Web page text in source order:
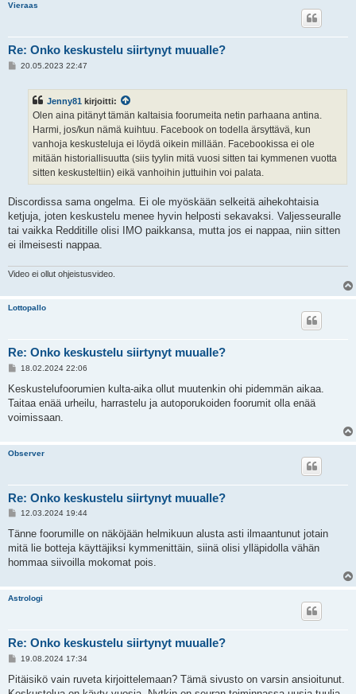
Vieraas
Re: Onko keskustelu siirtynyt muualle?
V20.05.2023 22:47
Jenny81 kirjoitti:
Olen aina pitänyt tämän kaltaisia foorumeita netin parhaana antina.
Harmi, jos/kun nämä kuihtuu. Facebook on todella ärsyttävä, kun
vanhoja keskusteluja ei löydä oikein millään. Facebookissa ei ole
mitään historiallisuutta (siis tyylin mitä vuosi sitten tai kymmenen vuotta
sitten keskusteltiin) eikä vanhoihin juttuihin voi palata.
Discordissa sama ongelma. Ei ole myöskään selkeitä aihekohtaisia
ketjuja, joten keskustelu menee hyvin helposti sekavaksi. Valjesseuralle
tai vaikka Redditille olisi IMO paikkansa, mutta jos ei nappaa, niin sitten
ei ilmeisesti nappaa.
Video ei ollut ohjeistusvideo.
Lottopallo
Re: Onko keskustelu siirtynyt muualle?
V
e
t
i
18.02.2024 22:06
Keskustelufoorumien kulta-aika ollut muutenkin ohi pidemmän aikaa.
Taitaa enää urheilu, harrastelu ja autoporukoiden foorumit olla enää
voimissaan.
Observer
Re: Onko keskustelu siirtynyt muualle?
V
e
t
i
12.03.2024 19:44
Tänne foorumille on näköjään helmikuun alusta asti ilmaantunut jotain
mitä lie botteja käyttäjiksi kymmenittäin, siinä olisi ylläpidolla vähän
hommaa siivoilla mokomat pois.
Astrologi
Re: Onko keskustelu siirtynyt muualle?
V
e
19.08.2024 17:34
Pitäisikö vain ruveta kirjoittelemaan? Tämä sivusto on varsin ansioitunut.